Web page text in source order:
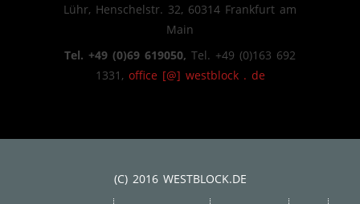
Lühr, Henschelstr. 32, 60314 Frankfurt am
Main
Tel. +49 (0)69 619050, Tel. +49 (0)163 692
1331, office [@] westblock . de
(C) 2016 WESTBLOCK.DE